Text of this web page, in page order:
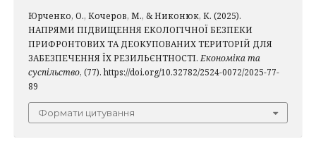
Юрченко, О., Кочеров, М., & Никонюк, К. (2025).
НАПРЯМИ ПІДВИЩЕННЯ ЕКОЛОГІЧНОЇ БЕЗПЕКИ
ПРИФРОНТОВИХ ТА ДЕОКУПОВАНИХ ТЕРИТОРІЙ ДЛЯ
ЗАБЕЗПЕЧЕННЯ ЇХ РЕЗИЛЬЄНТНОСТІ. Економіка та
суспільство, (77). https://doi.org/10.32782/2524-0072/2025-77-
89
Формати цитування